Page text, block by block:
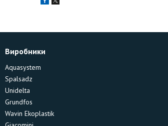
Виробники
Aquasystem
Spalsadz
Unidelta
Grundfos
Wavin Ekoplastik